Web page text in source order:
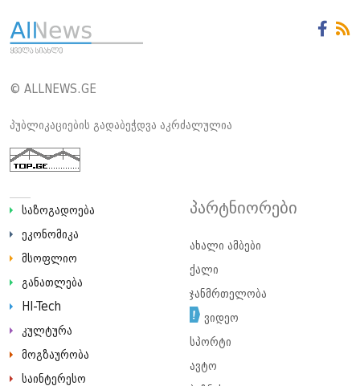
© ALLNEWS.GE
პუბლიკაციების გადაბეჭდვა აკრძალულია
საზოგადოება
ეკონომიკა
მსოფლიო
განათლება
HI-Tech
კულტურა
მოგზაურობა
საინტერესო
პარტნიორები
ახალი ამბები
ქალი
ჯანმრთელობა
ვიდეო
სპორტი
ავტო